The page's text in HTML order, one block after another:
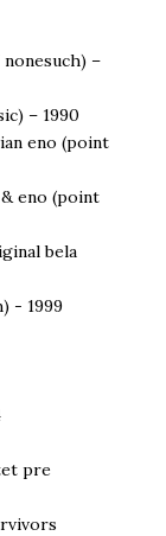
–
– 1990
eno (point
& eno (point
bela
- 1999
pre